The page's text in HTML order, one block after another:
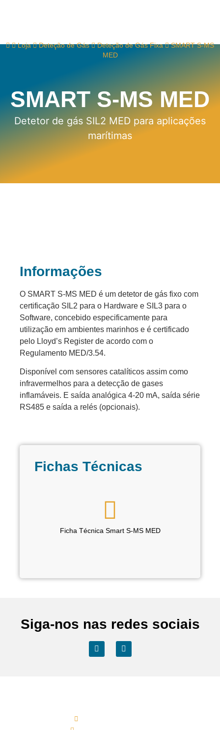
Loja Deteção de Gás Deteção de Gás Fixa
SMART S-MS
MED
SMART S-MS MED
Detetor de gás SIL2 MED para aplicações
marítimas
Informações
O SMART S-MS MED é um detetor de gás fixo com
certificação SIL2 para o Hardware e SIL3 para o
Software, concebido especificamente para
utilização em ambientes marinhos e é certificado
pelo Lloyd’s Register de acordo com o
Regulamento MED/3.54.
Disponível com sensores catalíticos assim como
infravermelhos para a detecção de gases
inflamáveis. E saída analógica 4-20 mA, saída série
RS485 e saída a relés (opcionais).
Fichas Técnicas
Ficha Técnica Smart S-MS MED
Siga-nos nas redes sociais